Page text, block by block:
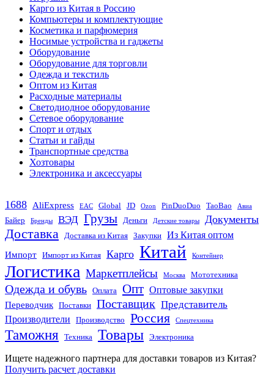
Карго из Китая в Россию
Компьютеры и комплектующие
Косметика и парфюмерия
Носимые устройства и гаджеты
Оборудование
Оборудование для торговли
Одежда и текстиль
Оптом из Китая
Расходные материалы
Светодиодное оборудование
Сетевое оборудование
Спорт и отдых
Статьи и гайды
Транспортные средства
Хозтовары
Электроника и аксессуары
1688 AliExpress EAC Global JD Ozon PinDuoDuo TaoBao Авиа
Байер Бренды ВЭД Грузы Деньги Детские товары Документы
Доставка Доставка из Китая Закупки Из Китая оптом
Импорт Импорт из Китая Карго Китай Контейнер
Логистика Маркетплейсы Москва Мототехника
Одежда и обувь Оплата Опт Оптовые закупки
Переводчик Поставки Поставщик Представитель
Производители Производство Россия Спецтехника
Таможня Техника Товары Электроника
Ищете надежного партнера для доставки товаров из Китая?
Получить расчет доставки